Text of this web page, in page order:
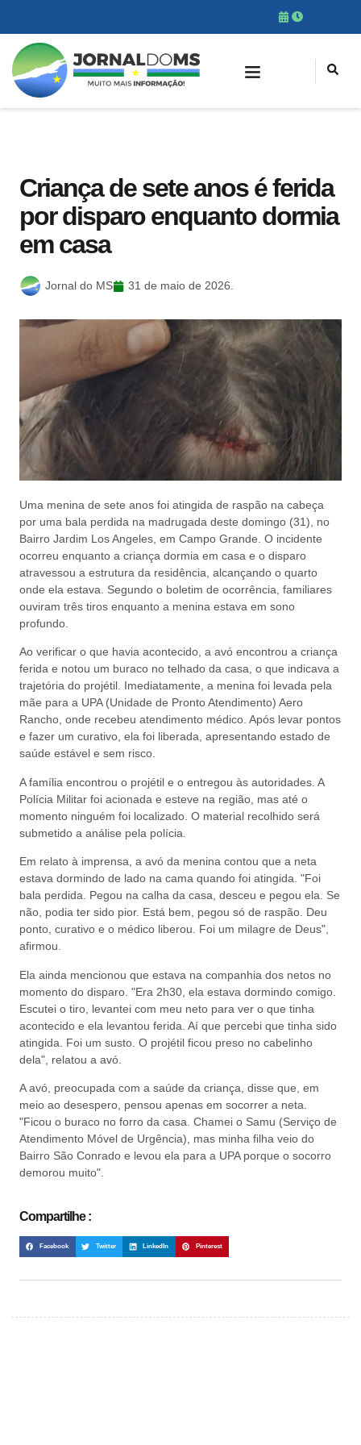
Criança de sete anos é ferida
por disparo enquanto dormia
em casa
Jornal do MS 31 de maio de 2026.
Uma menina de sete anos foi atingida de raspão na cabeça
por uma bala perdida na madrugada deste domingo (31), no
Bairro Jardim Los Angeles, em Campo Grande. O incidente
ocorreu enquanto a criança dormia em casa e o disparo
atravessou a estrutura da residência, alcançando o quarto
onde ela estava. Segundo o boletim de ocorrência, familiares
ouviram três tiros enquanto a menina estava em sono
profundo.
Ao verificar o que havia acontecido, a avó encontrou a criança
ferida e notou um buraco no telhado da casa, o que indicava a
trajetória do projétil. Imediatamente, a menina foi levada pela
mãe para a UPA (Unidade de Pronto Atendimento) Aero
Rancho, onde recebeu atendimento médico. Após levar pontos
e fazer um curativo, ela foi liberada, apresentando estado de
saúde estável e sem risco.
A família encontrou o projétil e o entregou às autoridades. A
Polícia Militar foi acionada e esteve na região, mas até o
momento ninguém foi localizado. O material recolhido será
submetido a análise pela polícia.
Em relato à imprensa, a avó da menina contou que a neta
estava dormindo de lado na cama quando foi atingida. "Foi
bala perdida. Pegou na calha da casa, desceu e pegou ela. Se
não, podia ter sido pior. Está bem, pegou só de raspão. Deu
ponto, curativo e o médico liberou. Foi um milagre de Deus",
afirmou.
Ela ainda mencionou que estava na companhia dos netos no
momento do disparo. "Era 2h30, ela estava dormindo comigo.
Escutei o tiro, levantei com meu neto para ver o que tinha
acontecido e ela levantou ferida. Aí que percebi que tinha sido
atingida. Foi um susto. O projétil ficou preso no cabelinho
dela", relatou a avó.
A avó, preocupada com a saúde da criança, disse que, em
meio ao desespero, pensou apenas em socorrer a neta.
"Ficou o buraco no forro da casa. Chamei o Samu (Serviço de
Atendimento Móvel de Urgência), mas minha filha veio do
Bairro São Conrado e levou ela para a UPA porque o socorro
demorou muito".
Compartilhe :
Facebook Twitter LinkedIn Pinterest